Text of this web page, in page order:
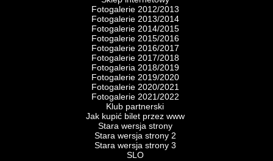
Fotogalerie 2012/2013
Fotogalerie 2013/2014
Fotogalerie 2014/2015
Fotogalerie 2015/2016
Fotogalerie 2016/2017
Fotogalerie 2017/2018
Fotogaleria 2018/2019
Fotogalerie 2019/2020
Fotogalerie 2020/2021
Fotogalerie 2021/2022
Klub partnerski
Jak kupić bilet przez www
Stara wersja strony
Stara wersja strony 2
Stara wersja strony 3
SLO